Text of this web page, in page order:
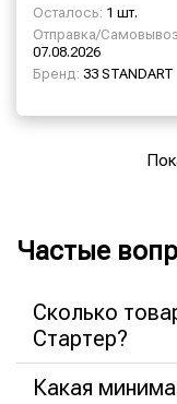
Осталось: 1 шт.
Отправка/
07.08.2026
Бренд: 33 STANDART
Частые
Сколько
Стартер?
Какая